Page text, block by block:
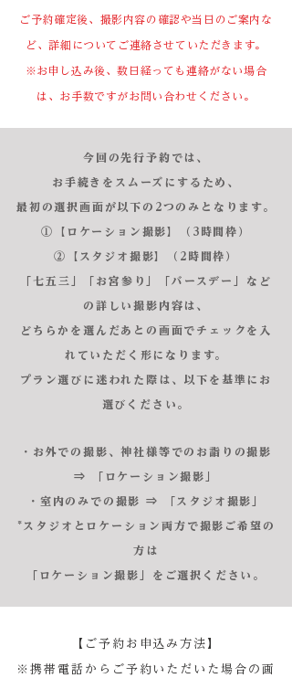
ご予約確定後、撮影内容の確認や当日のご案内な
ど、詳細についてご連絡させていただきます。
※お申し込み後、数日経っても連絡がない場合
は、お手数ですがお問い合わせください。
今回の先行予約では、
お手続きをスムーズにするため、
最初の選択画面が以下の2つのみとなります。
①【ロケーション撮影】（3時間枠）
②【スタジオ撮影】（2時間枠）
「七五三」「お宮参り」「バースデー」など
の詳しい撮影内容は、
どちらかを選んだあとの画面でチェックを入
れていただく形になります。
プラン選びに迷われた際は、以下を基準にお
選びください。
・お外での撮影、神社様等でのお詣りの撮影
⇒ 「ロケーション撮影」
・室内のみでの撮影 ⇒ 「スタジオ撮影」
*スタジオとロケーション両方で撮影ご希望の
方は
「ロケーション撮影」をご選択ください。
【ご予約お申込み方法】
※携帯電話からご予約いただいた場合の画